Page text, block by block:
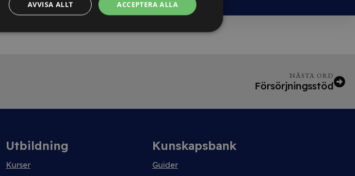
NÄSTA ORD
Försörjningsstöd
Utbildning
Kurser
Kunskapsbank
Guider
ACCEPTERA ALLA
AVVISA ALLT